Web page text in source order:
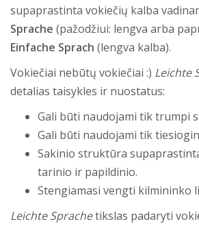
supaprastinta vokiečių kalba
Sprache (pažodžiui: lengva arba
Einfache Sprach (lengva kalba).
Vokiečiai nebūtų vokiečiai :) Leichte
detalias taisykles ir nuostatus:
Gali būti naudojami tik trumpi
Gali būti naudojami tik
Sakinio struktūra
tarinio ir papildinio.
Stengiamasi vengti kilmininko
Leichte Sprachetikslas padaryti